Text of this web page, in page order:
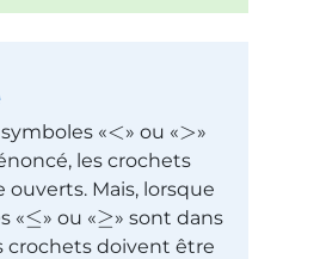
< ou >
les crochets
Mais, lorsque
≤ ou ≥
sont dans
crochets doivent être